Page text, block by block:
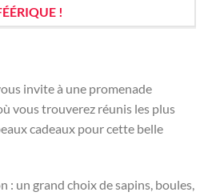
!
invite à une promenade
vous trouverez réunis les plus
cadeaux pour cette belle
: un grand choix de sapins, boules,